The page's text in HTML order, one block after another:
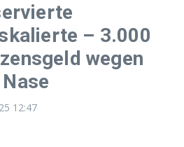
– 3.000
wegen
12:47